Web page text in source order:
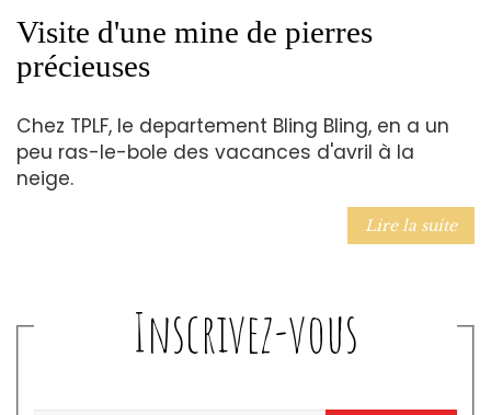
Visite d'une mine de pierres
précieuses
Chez TPLF, le departement Bling Bling, en a un
peu ras-le-bole des vacances d'avril à la
neige.
Lire la suite
Inscrivez-vous